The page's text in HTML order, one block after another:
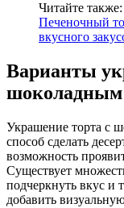
Читайте также:
Печеночный
вкусного
Варианты
Украшение торта с
способ сделать
возможность
Существует
подчеркнуть вкус и
добавить